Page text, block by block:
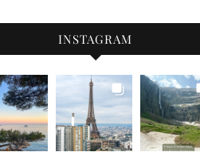
INSTAGRAM